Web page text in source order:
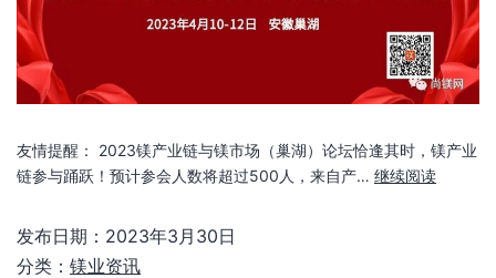
友情提醒： 2023镁产业链与镁市场（巢湖）论坛恰逢其时，镁产业
链参与踊跃！预计参会人数将超过500人，来自产… 继续阅读
发布日期： 2023年3月30日
分类： 镁业资讯